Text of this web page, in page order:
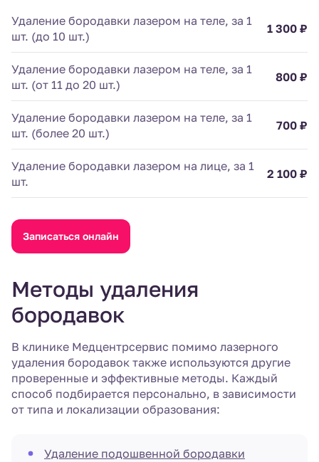
Удаление бородавки лазером на теле, за 1
шт. (до 10 шт.)
1 300 ₽
Удаление бородавки лазером на теле, за 1
шт. (от 11 до 20 шт.)
800 ₽
Удаление бородавки лазером на теле, за 1
шт. (более 20 шт.)
700 ₽
Удаление бородавки лазером на лице, за 1
шт.
2 100 ₽
Записаться онлайн
Методы удаления
бородавок
В клинике Медцентрсервис помимо лазерного
удаления бородавок также используются другие
проверенные и эффективные методы. Каждый
способ подбирается персонально, в зависимости
от типа и локализации образования:
Удаление подошвенной бородавки